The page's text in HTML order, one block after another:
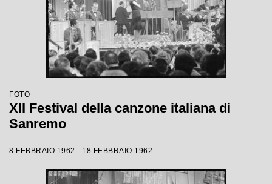
FOTO
XII Festival della canzone italiana di
Sanremo
8 FEBBRAIO 1962 - 18 FEBBRAIO 1962